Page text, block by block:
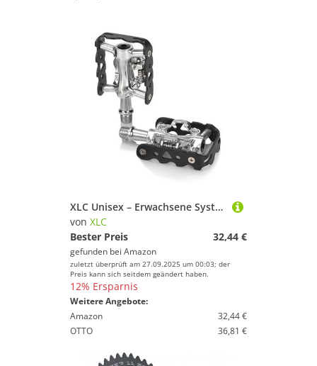
XLC Unisex – Erwachsene System-Pedal PD-S20, Schwarz, Silber, One Size
von XLC
Bester Preis
32,44 €
gefunden bei Amazon
zuletzt überprüft am 27.09.2025 um 00:03; der
Preis kann sich seitdem geändert haben.
12% Ersparnis
Weitere Angebote:
Amazon
32,44 €
OTTO
36,81 €